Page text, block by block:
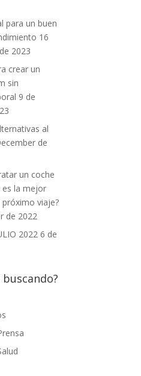
para un buen
16
2023
crear un
sin
9 de
al
de
un coche
la mejor
viaje?
de 2022
2022 6 de
buscando?